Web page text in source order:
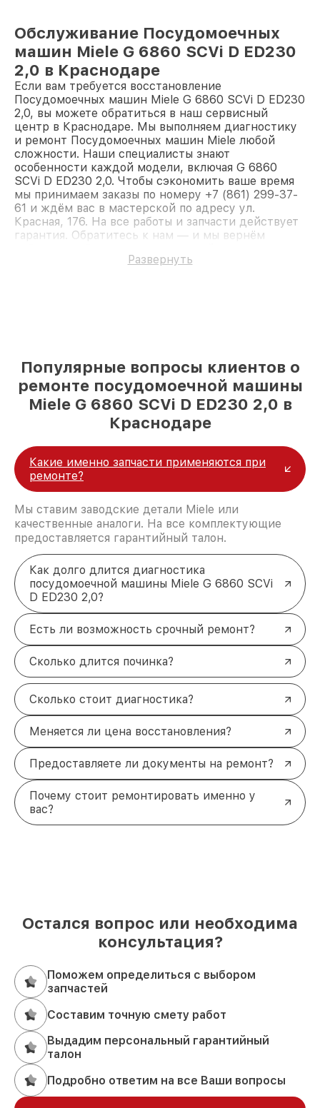
Обслуживание Посудомоечных
машин Miele G 6860 SCVi D ED230
2,0 в Краснодаре
Если вам требуется восстановление
Посудомоечных машин Miele G 6860 SCVi D ED230
2,0, вы можете обратиться в наш сервисный
центр в Краснодаре. Мы выполняем диагностику
и ремонт Посудомоечных машин Miele любой
сложности. Наши специалисты знают
особенности каждой модели, включая G 6860
SCVi D ED230 2,0. Чтобы сэкономить ваше время
мы принимаем заказы по номеру +7 (861) 299-37-
61 и ждём вас в мастерской по адресу ул.
Красная, 176. На все работы и запчасти действует
гарантия. Обратитесь к нам — и мы вернём
Развернуть
Популярные вопросы клиентов о
ремонте посудомоечной машины
Miele G 6860 SCVi D ED230 2,0 в
Краснодаре
Какие именно запчасти применяются при
ремонте?
Мы ставим заводские детали Miele или
качественные аналоги. На все комплектующие
предоставляется гарантийный талон.
Как долго длится диагностика
посудомоечной машины Miele G 6860 SCVi
D ED230 2,0?
Есть ли возможность срочный ремонт?
Сколько длится починка?
Сколько стоит диагностика?
Меняется ли цена восстановления?
Предоставляете ли документы на ремонт?
Почему стоит ремонтировать именно у
вас?
Остался вопрос или необходима
консультация?
Поможем определиться с выбором
запчастей
Составим точную смету работ
Выдадим персональный гарантийный
талон
Подробно ответим на все Ваши вопросы